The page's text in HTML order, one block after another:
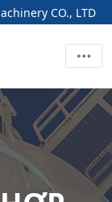
CO., LTD